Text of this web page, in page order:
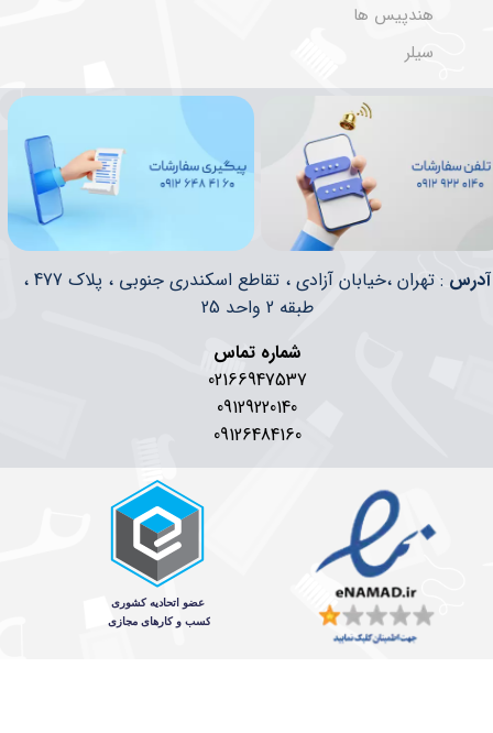
هندپیس ها
سیلر
​​آدرس
: تهران ،خیابان آزادی ، تقاطع اسکندری جنوبی ، پلاک 477 ،
طبقه 2 واحد 25
شماره تماس
02166947537
09129220140
09126484160